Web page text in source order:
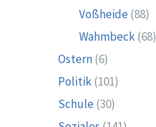
Voßheide (88)
Wahmbeck(68)
Ostern(6)
Politik(101)
Schule (30)